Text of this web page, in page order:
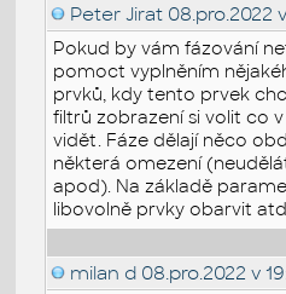
Peter Jirat 08.pro.2022
Pokud by vám fázování
pomoct vyplněním
prvků, kdy tento prvek
filtrů zobrazení si volit co
vidět. Fáze dělají něco
některá omezení
apod). Na základě
libovolně prvky obarvit
milan d 08.pro.2022 v